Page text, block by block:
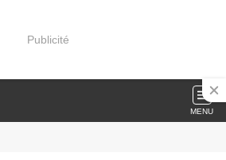
Publicité
MENU